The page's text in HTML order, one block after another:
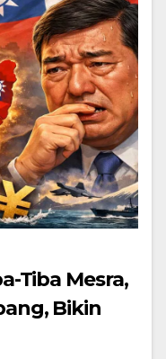
Tiba Mesra,
Bikin